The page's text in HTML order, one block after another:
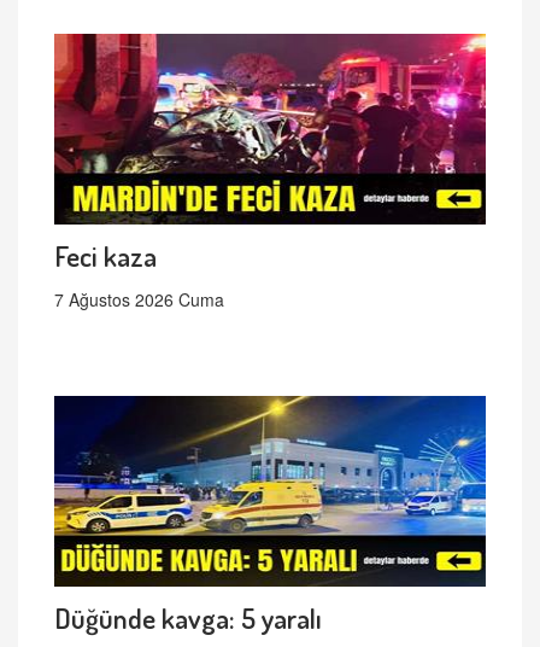
Feci kaza
7 Ağustos 2026 Cuma
Düğünde kavga: 5 yaralı